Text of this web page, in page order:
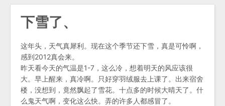
下雪了、
这年头，天气真犀利。现在这个季节还下雪，真是可怜啊，
感到2012真会来。
昨天看今天的气温是1-7，这么冷，想着明天的风应该很
大。早上醒来，真冷啊。只好穿羽绒服去上课了。出来宿舍
楼，没想到，竟然飘起了雪花。十点多的时候大晴天了。什
么鬼天气啊，变化这么快。弄的许多人都感冒了。